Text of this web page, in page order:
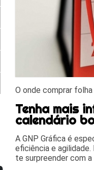
O onde comprar
Tenha mais
calendário
A GNP Gráfica é
eficiência e
te surpreender com